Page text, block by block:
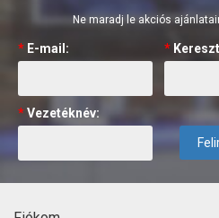
Ne maradj le akciós
* E-mail: *
*Vezetéknév: